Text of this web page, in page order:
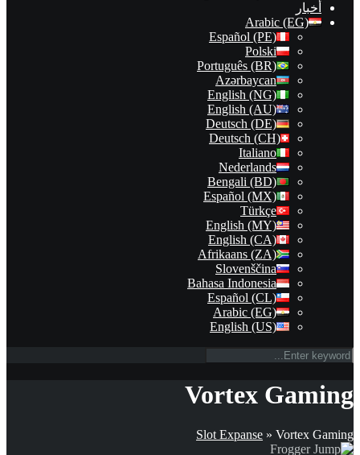
أخبار
Arabic (EG)
Español (PE)
Polski
Português (BR)
Azərbaycan
English (NG)
English (AU)
Deutsch (DE)
Deutsch (CH)
Italiano
Nederlands
Bengali (BD)
Español (MX)
Türkçe
English (MY)
English (CA)
Afrikaans (ZA)
Slovenščina
Bahasa Indonesia
Español (CL)
Arabic (EG)
English (US)
Vortex Gaming
Slot Expanse » Vortex Gaming